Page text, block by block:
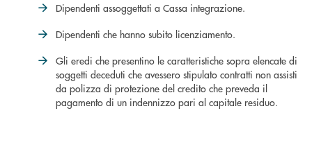
Dipendenti assoggettati a Cassa integrazione.
Dipendenti che hanno subito licenziamento.
Gli eredi che presentino le caratteristiche sopra elencate di
soggetti deceduti che avessero stipulato contratti non assisti
da polizza di protezione del credito che preveda il
pagamento di un indennizzo pari al capitale residuo.